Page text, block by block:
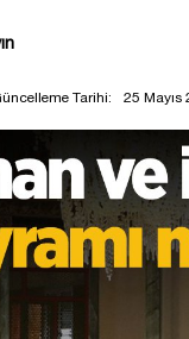
Tarihi: 25 Mayıs